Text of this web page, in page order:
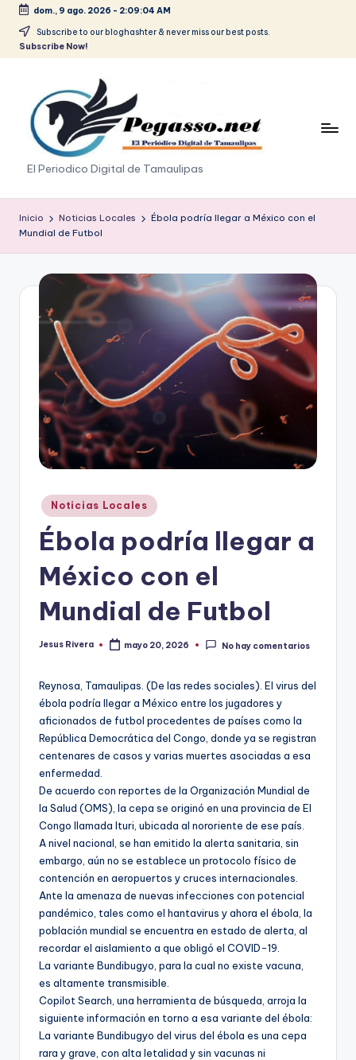
Saltar
dom., 9 ago. 2026 - 2:09:04 AM
Subscribe to our bloghashter & never miss our best posts.
Subscribe Now!
p
e
g
a
El Periodico Digital de Tamaulipas
Inicio Noticias Locales
Ébola podría llegar a México con el
Mundial de Futbol
Publicado
en
Noticias Locales
Ébola podría llegar a
México con el
Mundial de Futbol
Publicado
Jesus Rivera mayo 20, 2026 No hay comentarios
Reynosa, Tamaulipas. (De las redes sociales). El virus del
ébola podría llegar a México entre los jugadores y
aficionados de futbol procedentes de países como la
República Democrática del Congo, donde ya se registran
centenares de casos y varias muertes asociadas a esa
enfermedad.
De acuerdo con reportes de la Organización Mundial de
la Salud (OMS), la cepa se originó en una provincia de El
Congo llamada Ituri, ubicada al nororiente de ese país.
A nivel nacional, se han emitido la alerta sanitaria, sin
embargo, aún no se establece un protocolo físico de
contención en aeropuertos y cruces internacionales.
Ante la amenaza de nuevas infecciones con potencial
pandémico, tales como el hantavirus y ahora el ébola, la
población mundial se encuentra en estado de alerta, al
recordar el aislamiento a que obligó el COVID-19.
La variante Bundibugyo, para la cual no existe vacuna,
es altamente transmisible.
Copilot Search, una herramienta de búsqueda, arroja la
siguiente información en torno a esa variante del ébola:
La variante Bundibugyo del virus del ébola es una cepa
rara y grave, con alta letalidad y sin vacunas ni